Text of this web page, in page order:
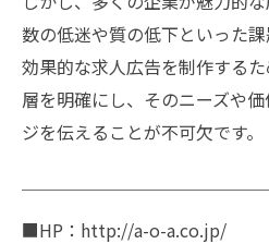
数の低迷や質の低下といった課
効果的な求人広告を制作する
層を明確にし、そのニーズや
ジを伝えることが不可欠です。
￣￣￣￣￣￣￣￣￣￣￣￣￣
■HP：http://a-o-a.co.jp/